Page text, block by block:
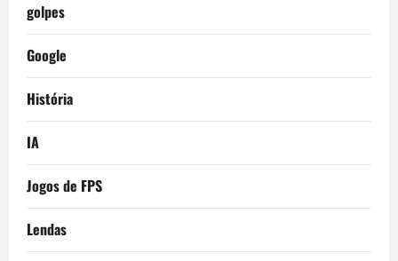
golpes
Google
História
IA
Jogos de FPS
Lendas